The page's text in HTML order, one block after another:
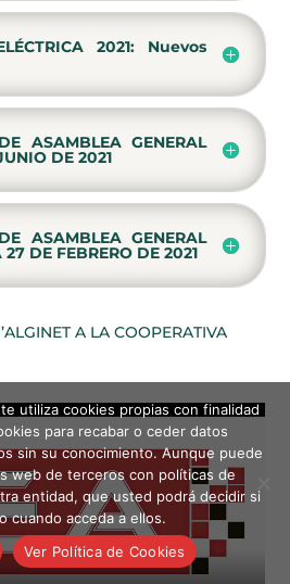
2021: Nuevos
ASAMBLEA GENERAL
DE 2021
ASAMBLEA GENERAL
DE FEBRERO DE 2021
A LA COOPERATIVA
utiliza cookies propias con finalidad
para recabar o ceder datos
sin su conocimiento. Aunque puede
web de terceros con políticas de
entidad, que usted podrá decidir si
cuando acceda a ellos.
Ver Política de Cookies